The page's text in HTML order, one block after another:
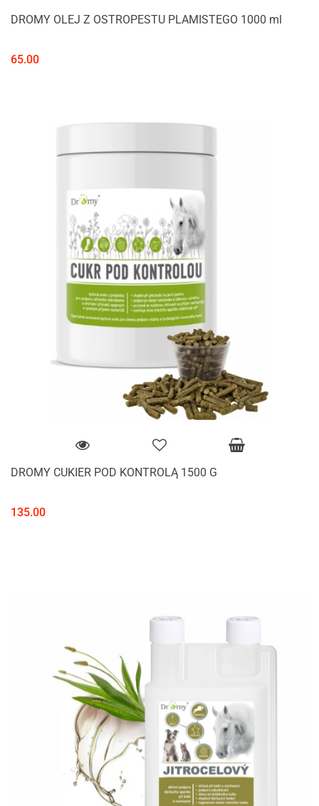
DROMY OLEJ Z OSTROPESTU PLAMISTEGO 1000 ml
65.00
DROMY CUKIER POD KONTROLĄ 1500 G
135.00